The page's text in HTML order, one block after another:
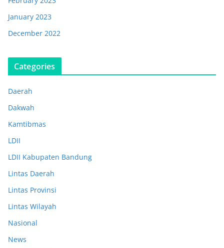
January 2023
December 2022
Categories
Daerah
Dakwah
Kamtibmas
LDII
LDII Kabupaten Bandung
Lintas Daerah
Lintas Provinsi
Lintas Wilayah
Nasional
News